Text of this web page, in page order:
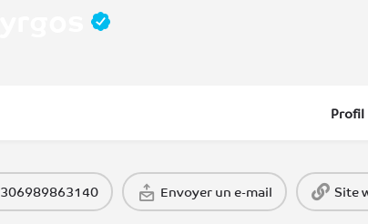
Profil
306989863140 Envoyer un e-mail Site